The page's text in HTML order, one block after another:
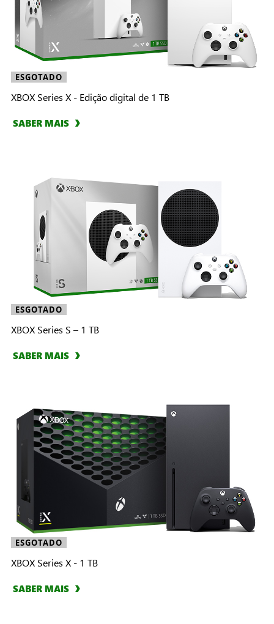
ESGOTADO
XBOX Series X - Edição digital de 1 TB
SABER MAIS
ESGOTADO
XBOX Series S – 1 TB
SABER MAIS
ESGOTADO
XBOX Series X - 1 TB
SABER MAIS